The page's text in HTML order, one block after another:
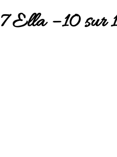
Ella – 10 sur